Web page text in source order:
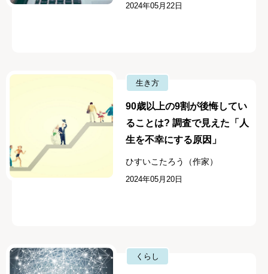
2024年05月22日
生き方
90歳以上の9割が後悔してい
ることは? 調査で見えた「人
生を不幸にする原因」
ひすいこたろう（作家）
2024年05月20日
くらし